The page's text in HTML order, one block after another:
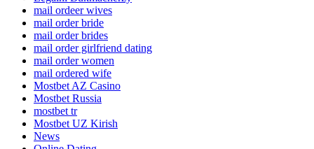
mail ordeer wives
mail order bride
mail order brides
mail order girlfriend dating
mail order women
mail ordered wife
Mostbet AZ Casino
Mostbet Russia
mostbet tr
Mostbet UZ Kirish
News